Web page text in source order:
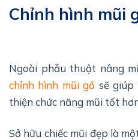
Chỉnh hình mũi
Ngoài phẫu thuật nâng
chỉnh hình mũi gồ sẽ giúp
thiện chức năng mũi tốt
Sở hữu chiếc mũi đẹp là